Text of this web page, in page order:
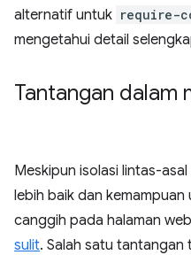
alternatif untuk require-
mengetahui detail
Tantangan dalam
Meskipun isolasi lintas-
lebih baik dan
canggih pada halaman
sulit. Salah satu tantangan